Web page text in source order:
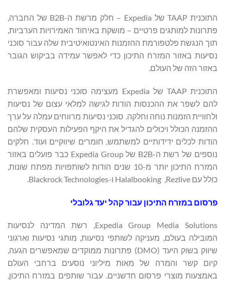
התוכנית TAAP של Expedia – חלק מרשת ה-B2B של החברה,
פתרונות למותגים פרטיים – מושקת באיחוד האמירויות הערביות,
תוך הנגשת פלטפורמת ההזמנות האינטואיטיבית שלה עבור סוכני
נסיעות באזור המזרח התיכון כדי לאפשר עמידה בביקוש הגובר
באזור הזה של העולם.
התוכנית TAAP של Expedia מעצימה סוכני נסיעות ומאפשרת
להם לשפר את ההכנסות הודות לגישה למלאי עצום של נסיעות
ולחוויית הזמנות נוחה וחלקה. סוכני נסיעות מרווחים עמלה על ערך
ההזמנה הכולל ויכולים להגדיל את היקף הפעילות העסקית שלהם
הודות לכלים ידידותיים למשתמש, חומרים שיווקיים ועוד. חלקים
נוספים של רשת ה-B2B של Expedia Group כבר פועלים באזור
המזרח התיכון יותר מ-10 שנים הודות לשותפויות מפתח שונות,
כולל עם Rezlive, ‏ Halalbooking ו-Blackrock Technologies.
פרסום במזרח התיכון עבור קהל יעד גלובלי
Expedia Group Media Solutions, רשת המדינה לנסיעות
המובילה בעולם, מעניקה לשותפי נסיעות, מותגי נסיעות וארגוני
שיווק בשוק היעד (DMO) פתרונות ממוקדים שמאפשרים הגעה,
קיום קשר והמרה של מאות מיליוני נוסעים ברחבי העולם
באמצעות מוצרי פרסום חדשניים. עבור שותפים במזרח התיכון,